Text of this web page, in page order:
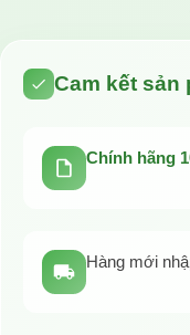
Lạc
100G
lượng
Cam kết sản
Chính hãng
Hàng mới